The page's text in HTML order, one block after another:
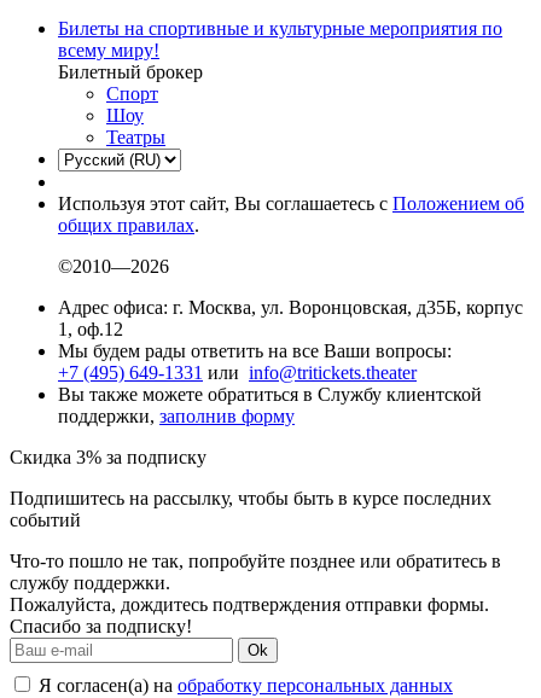
Билеты на спортивные и культурные мероприятия по
всему миру!
Билетный брокер
Спорт
Шоу
Театры
Используя этот сайт, Вы соглашаетесь с Положением об
общих правилах.
©2010—2026
Адрес офиса: г. Москва, ул. Воронцовская, д35Б, корпус
1, оф.12
Мы будем рады ответить на все Ваши вопросы:
+7 (495) 649-1331 или info@tritickets.theater
Вы также можете обратиться в Службу клиентской
поддержки, заполнив форму
Скидка 3% за подписку
Подпишитесь на рассылку, чтобы быть в курсе последних
событий
Что-то пошло не так, попробуйте позднее или обратитесь в
службу поддержки.
Пожалуйста, дождитесь подтверждения отправки формы.
Спасибо за подписку!
Ok
Я согласен(а) на обработку персональных данных